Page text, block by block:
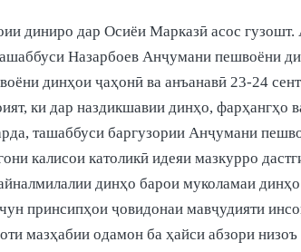
диниро дар Осиёи Марказӣ асос
Назарбоев Анҷумани пешвоёни
динҳои ҷаҳонӣ ва анъанавӣ 23-24
ки дар наздикшавии динҳо,
ташаббуси баргузории Анҷумани
калисои католикӣ идеяи мазкурро
динҳо барои муколамаи
принсипҳои ҷовидонаи мавҷудияти
мазҳабии одамон ба ҳайси абзори